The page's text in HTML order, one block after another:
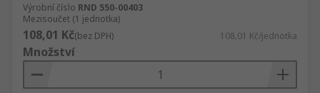
Výrobní číslo RND 550-00403
Mezisoučet (1 jednotka)
108,01 Kč(bez DPH) 108,01 Kč/jednotka
Množství